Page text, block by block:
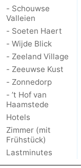
Zierikzee
Natur
Oosterschelde
Burgh
Haamstede
Natur
Kop
van
Schouwen
Walcheren
-
Veere
-
Natur
Oranjezon
-
Oostkapelle
-
- Schouwse
Valleien
- Soeten Haert
- Wijde Blick
- Zeeland Village
- Zeeuwse Kust
- Zonnedorp
- ’t Hof van
Haamstede
Hotels
Zimmer (mit
Frühstück)
Lastminutes